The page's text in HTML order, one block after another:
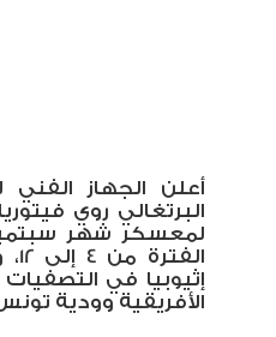
أعلن الجهاز
لمعسكر شهر
إثيوبيا في
الأفريقية وودية